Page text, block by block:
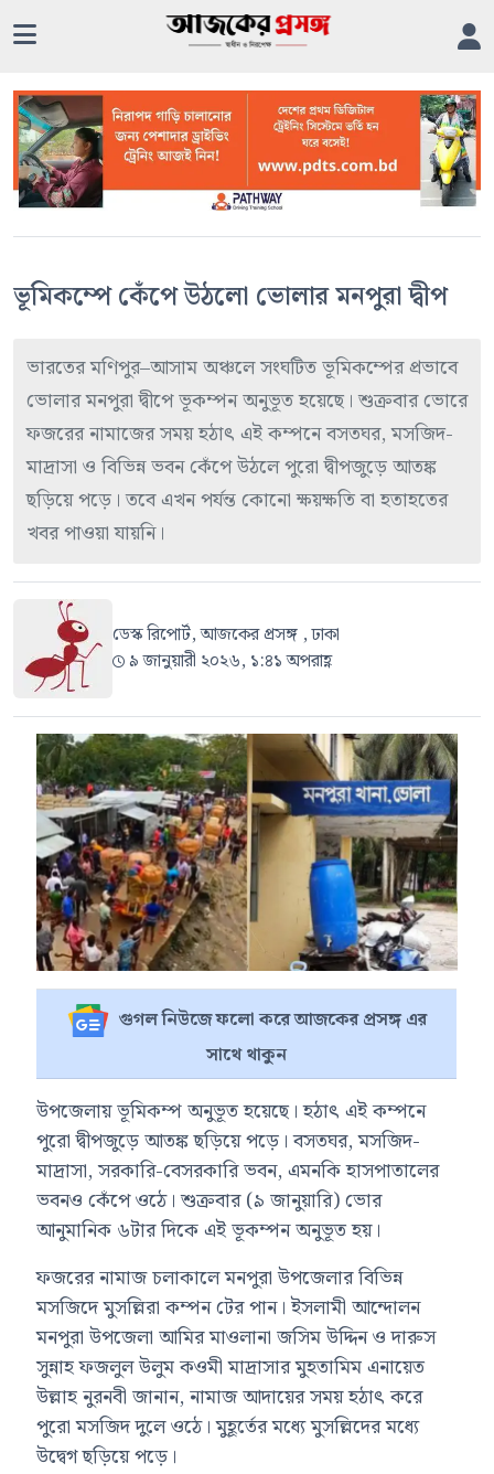
ভূমিকম্পে কেঁপে উঠলো ভোলার মনপুরা দ্বীপ
ভারতের মণিপুর–আসাম অঞ্চলে সংঘটিত ভূমিকম্পের প্রভাবে
ভোলার মনপুরা দ্বীপে ভূকম্পন অনুভূত হয়েছে। শুক্রবার ভোরে
ফজরের নামাজের সময় হঠাৎ এই কম্পনে বসতঘর, মসজিদ-
মাদ্রাসা ও বিভিন্ন ভবন কেঁপে উঠলে পুরো দ্বীপজুড়ে আতঙ্ক
ছড়িয়ে পড়ে। তবে এখন পর্যন্ত কোনো ক্ষয়ক্ষতি বা হতাহতের
খবর পাওয়া যায়নি।
ডেস্ক রিপোর্ট, আজকের প্রসঙ্গ , ঢাকা
৯ জানুয়ারী ২০২৬, ১:৪১ অপরাহ্ণ
গুগল নিউজে ফলো করে আজকের প্রসঙ্গ এর
সাথে থাকুন
উপজেলায় ভূমিকম্প অনুভূত হয়েছে। হঠাৎ এই কম্পনে
পুরো দ্বীপজুড়ে আতঙ্ক ছড়িয়ে পড়ে। বসতঘর, মসজিদ-
মাদ্রাসা, সরকারি-বেসরকারি ভবন, এমনকি হাসপাতালের
ভবনও কেঁপে ওঠে। শুক্রবার (৯ জানুয়ারি) ভোর
আনুমানিক ৬টার দিকে এই ভূকম্পন অনুভূত হয়।
ফজরের নামাজ চলাকালে মনপুরা উপজেলার বিভিন্ন
মসজিদে মুসল্লিরা কম্পন টের পান। ইসলামী আন্দোলন
মনপুরা উপজেলা আমির মাওলানা জসিম উদ্দিন ও দারুস
সুন্নাহ ফজলুল উলুম কওমী মাদ্রাসার মুহতামিম এনায়েত
উল্লাহ নুরনবী জানান, নামাজ আদায়ের সময় হঠাৎ করে
পুরো মসজিদ দুলে ওঠে। মুহূর্তের মধ্যে মুসল্লিদের মধ্যে
উদ্বেগ ছড়িয়ে পড়ে।